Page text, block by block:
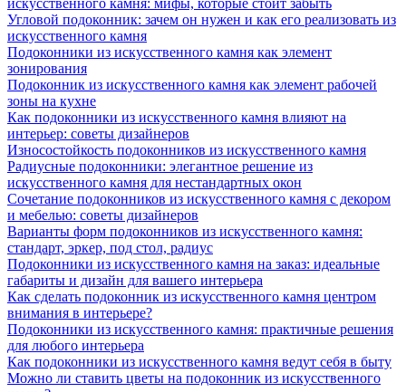
Угловой подоконник: зачем он нужен и как его реализовать из
искусственного камня
Подоконники из искусственного камня как элемент
зонирования
Подоконник из искусственного камня как элемент рабочей
зоны на кухне
Как подоконники из искусственного камня влияют на
интерьер: советы дизайнеров
Износостойкость подоконников из искусственного камня
Радиусные подоконники: элегантное решение из
искусственного камня для нестандартных окон
Сочетание подоконников из искусственного камня с декором
и мебелью: советы дизайнеров
Варианты форм подоконников из искусственного камня:
стандарт, эркер, под стол, радиус
Подоконники из искусственного камня на заказ: идеальные
габариты и дизайн для вашего интерьера
Как сделать подоконник из искусственного камня центром
внимания в интерьере?
Подоконники из искусственного камня: практичные решения
для любого интерьера
Как подоконники из искусственного камня ведут себя в быту
Можно ли ставить цветы на подоконник из искусственного